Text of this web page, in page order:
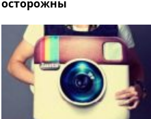
осторожны